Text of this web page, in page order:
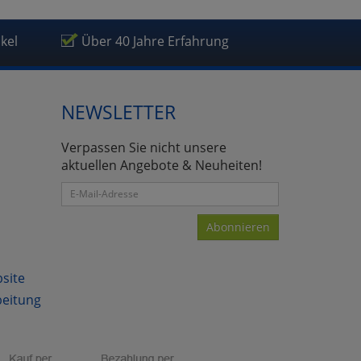
Über 40 Jahre Erfahrung
NEWSLETTER
Verpassen Sie nicht unsere
aktuellen Angebote & Neuheiten!
Abonnieren